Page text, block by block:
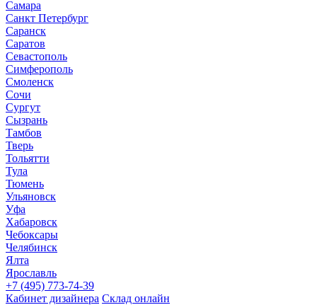
Самара
Санкт Петербург
Саранск
Саратов
Севастополь
Симферополь
Смоленск
Сочи
Сургут
Сызрань
Тамбов
Тверь
Тольятти
Тула
Тюмень
Ульяновск
Уфа
Хабаровск
Чебоксары
Челябинск
Ялта
Ярославль
+7 (495) 773-74-39
Кабинет дизайнера Склад онлайн